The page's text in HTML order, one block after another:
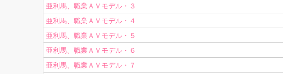
亜利馬、職業ＡＶモデル・３
亜利馬、職業ＡＶモデル・４
亜利馬、職業ＡＶモデル・５
亜利馬、職業ＡＶモデル・６
亜利馬、職業ＡＶモデル・７